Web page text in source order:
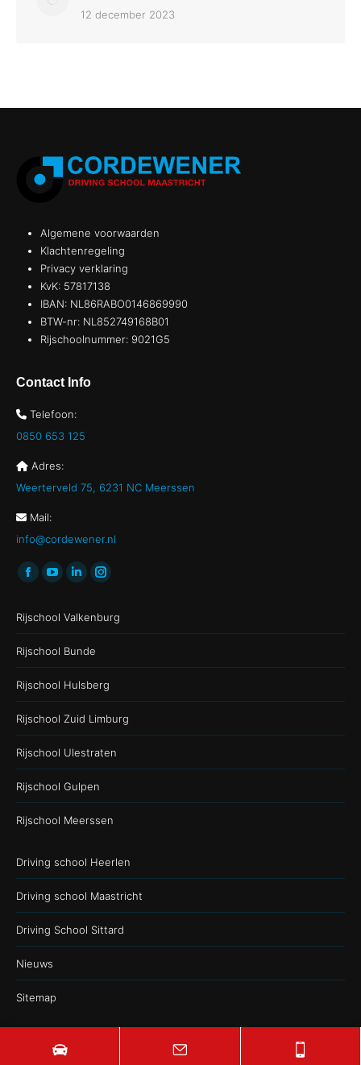
12 december 2023
Algemene voorwaarden
Klachtenregeling
Privacy verklaring
KvK: 57817138
IBAN: NL86RABO0146869990
BTW-nr: NL852749168B01
Rijschoolnummer: 9021G5
Contact Info
Telefoon:
0850 653 125
Adres:
Weerterveld 75, 6231 NC Meerssen
Mail:
info@cordewener.nl
Vind ons op:
Facebook
opens
new
window
YouTube
opens
in
new
window
Linkedin
opens
new
window
Instagram
opens
new
window
Rijschool Valkenburg
Rijschool Bunde
Rijschool Hulsberg
Rijschool Zuid Limburg
Rijschool Ulestraten
Rijschool Gulpen
Rijschool Meerssen
Driving school Heerlen
Driving school Maastricht
Driving School Sittard
Nieuws
Sitemap